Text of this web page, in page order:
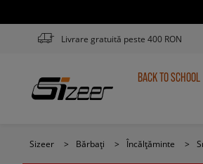
Livrare gratuită peste 400 RON
BACK
BACK TO SCHOOL
Sizeer > Bărbați > Încălțăminte >